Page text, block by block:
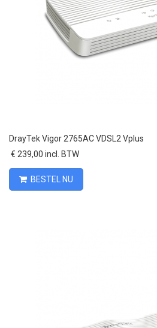
DrayTek Vigor 2765AC VDSL2 Vplus
€ 239,00 incl. BTW
BESTEL NU